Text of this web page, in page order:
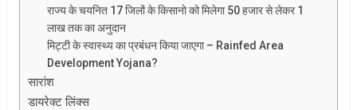
राज्य के चयनित 17 जिलों के किसानो को मिलेगा 50 हजार से लेकर 1
लाख तक का अनुदान
मिट्टी के स्वास्थ्य का प्रबंधन किया जाएगा – Rainfed Area
Development Yojana?
सारांश
डायरेक्ट लिंक्स